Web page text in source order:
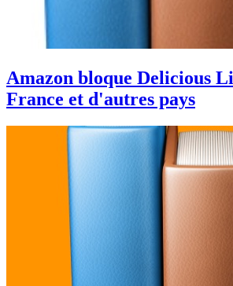
Amazon bloque Delicious
France et d'autres pays